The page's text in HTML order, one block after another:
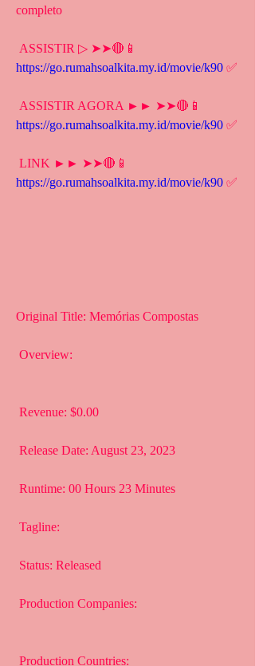
completo
https://go.rumahsoalkita.my.id/movie/k90 ✅
https://go.rumahsoalkita.my.id/movie/k90 ✅
https://go.rumahsoalkita.my.id/movie/k90 ✅
Original Title: Memórias Compostas
Overview:
Revenue: $0.00
Release Date: August 23, 2023
Runtime: 00 Hours 23 Minutes
Tagline:
Status: Released
Production Companies:
Production Countries: